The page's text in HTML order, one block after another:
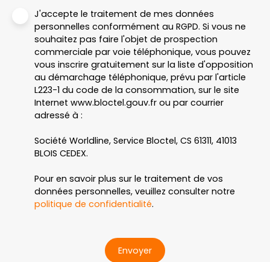
J'accepte le traitement de mes données
personnelles conformément au RGPD. Si vous ne
souhaitez pas faire l'objet de prospection
commerciale par voie téléphonique, vous pouvez
vous inscrire gratuitement sur la liste d'opposition
au démarchage téléphonique, prévu par l'article
L223-1 du code de la consommation, sur le site
Internet www.bloctel.gouv.fr ou par courrier
adressé à :
Société Worldline, Service Bloctel, CS 61311, 41013
BLOIS CEDEX.
Pour en savoir plus sur le traitement de vos
données personnelles, veuillez consulter notre
politique de confidentialité.
Envoyer